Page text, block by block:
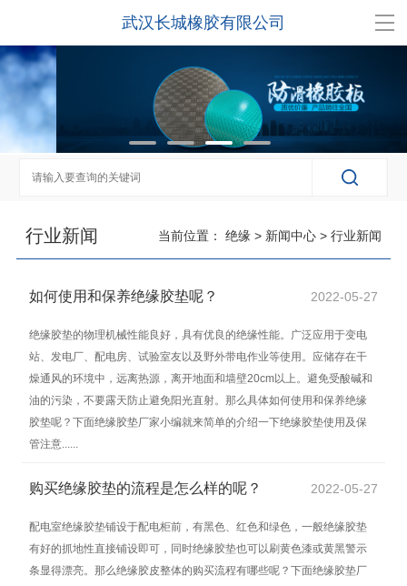
武汉长城橡胶有限公司
行业新闻 当前位置：绝缘 > 新闻中心 >行业新闻
如何使用和保养绝缘胶垫呢？ 2022-05-27
绝缘胶垫的物理机械性能良好，具有优良的绝缘性能。广泛应用于变电
站、发电厂、配电房、试验室友以及野外带电作业等使用。应储存在干
燥通风的环境中，远离热源，离开地面和墙壁20cm以上。避免受酸碱和
油的污染，不要露天防止避免阳光直射。那么具体如何使用和保养绝缘
胶垫呢？下面绝缘胶垫厂家小编就来简单的介绍一下绝缘胶垫使用及保
管注意......
购买绝缘胶垫​的流程是怎么样的呢？ 2022-05-27
配电室绝缘胶垫铺设于配电柜前，有黑色、红色和绿色，一般绝缘胶垫
有好的抓地性直接铺设即可，同时绝缘胶垫也可以刷黄色漆或黄黑警示
条显得漂亮。那么绝缘胶皮整体的购买流程有哪些呢？下面绝缘胶垫厂